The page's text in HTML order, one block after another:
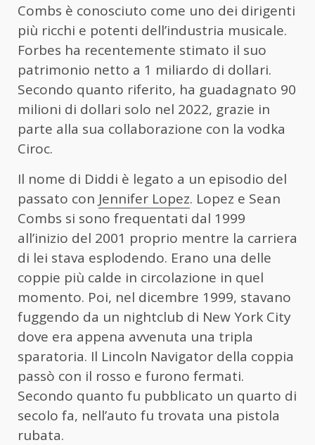
Combs è conosciuto come uno dei dirigenti
più ricchi e potenti dell’industria musicale.
Forbes ha recentemente stimato il suo
patrimonio netto a 1 miliardo di dollari.
Secondo quanto riferito, ha guadagnato 90
milioni di dollari solo nel 2022, grazie in
parte alla sua collaborazione con la vodka
Ciroc.
Il nome di Diddi è legato a un episodio del
passato con Jennifer Lopez. Lopez e Sean
Combs si sono frequentati dal 1999
all’inizio del 2001 proprio mentre la carriera
di lei stava esplodendo. Erano una delle
coppie più calde in circolazione in quel
momento. Poi, nel dicembre 1999, stavano
fuggendo da un nightclub di New York City
dove era appena avvenuta una tripla
sparatoria. Il Lincoln Navigator della coppia
passò con il rosso e furono fermati.
Secondo quanto fu pubblicato un quarto di
secolo fa, nell’auto fu trovata una pistola
rubata.